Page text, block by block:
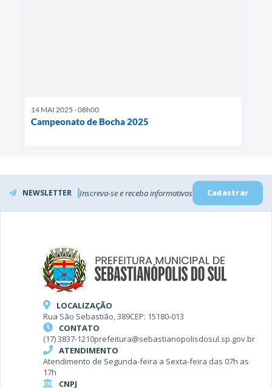
14 MAI 2025 - 08h00
Campeonato de Bocha 2025
NEWSLETTER Inscreva-se e receba informativos Cadastrar
LOCALIZAÇÃO
Rua São Sebastião, 389CEP: 15180-013
CONTATO
(17) 3837-1210prefeitura@sebastianopolisdosul.sp.gov.br
ATENDIMENTO
Atendimento de Segunda-feira a Sexta-feira das 07h as
17h
CNPJ